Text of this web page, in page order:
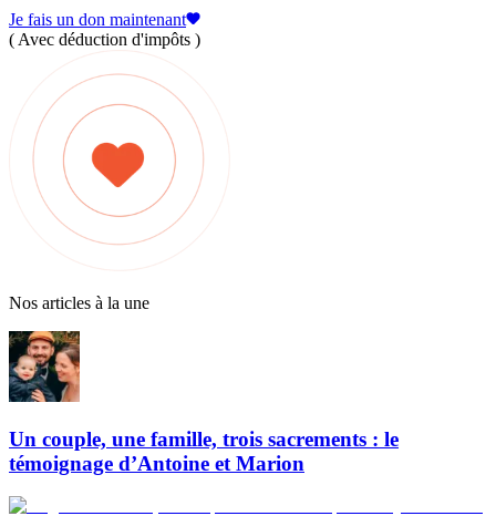
Je fais un don maintenant
( Avec déduction d'impôts )
Nos articles à la une
Un couple, une famille, trois sacrements : le
témoignage d’Antoine et Marion